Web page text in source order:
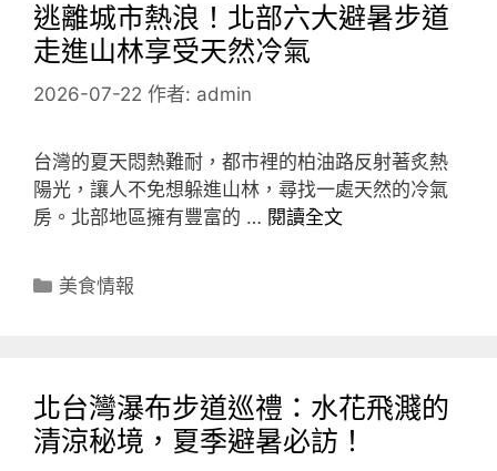
逃離城市熱浪！北部六大避暑步道
走進山林享受天然冷氣
2026-07-22 作者: admin
台灣的夏天悶熱難耐，都市裡的柏油路反射著炙熱
陽光，讓人不免想躲進山林，尋找一處天然的冷氣
房。北部地區擁有豐富的 … 閱讀全文
分
美食情報
北台灣瀑布步道巡禮：水花飛濺的
清涼秘境，夏季避暑必訪！